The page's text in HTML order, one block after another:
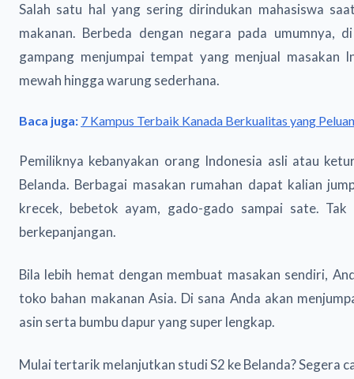
Salah satu hal yang sering dirindukan mahasiswa
makanan. Berbeda dengan negara pada umumnya,
gampang menjumpai tempat yang menjual masakan
mewah hingga warung sederhana.
Baca juga: 7 Kampus Terbaik Kanada Berkualitas yang
Pemiliknya kebanyakan orang Indonesia asli atau
Belanda. Berbagai masakan rumahan dapat kalian
krecek, bebetok ayam, gado-gado sampai sate.
berkepanjangan.
Bila lebih hemat dengan membuat masakan sendiri,
toko bahan makanan Asia. Di sana Anda akan
asin serta bumbu dapur yang super lengkap.
Mulai tertarik melanjutkan studi S2 ke Belanda? Segera